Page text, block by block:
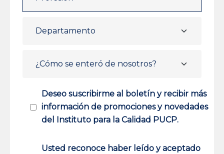
Deseo suscribirme al boletín y recibir más
información de promociones y novedades
del Instituto para la Calidad PUCP.
Usted reconoce haber leído y aceptado